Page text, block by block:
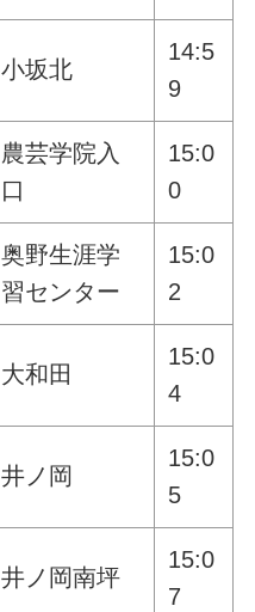
小坂北
14:5
9
農芸学院入
口
15:0
0
奥野生涯学
習センター
15:0
2
大和田
15:0
4
井ノ岡
15:0
5
井ノ岡南坪
15:0
7